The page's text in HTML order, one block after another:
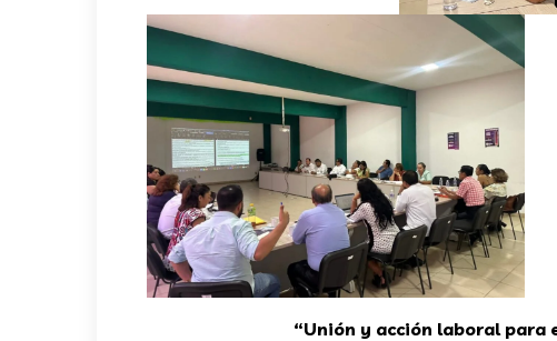
“Unión y acción laboral para